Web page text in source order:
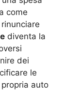
come
diventa la
dei
le
auto